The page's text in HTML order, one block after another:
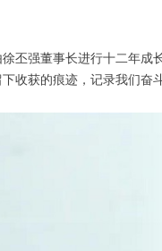
丕强董事长进行十二年成
收获的痕迹，记录我们奋